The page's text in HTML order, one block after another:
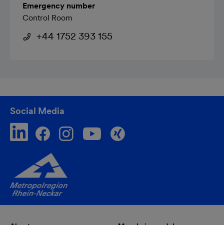
Emergency number
Control Room
+44 1752 393 155
Social Media